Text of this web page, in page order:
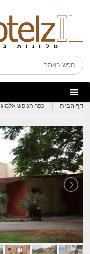
דף הבית כפר הנופש אלמוג